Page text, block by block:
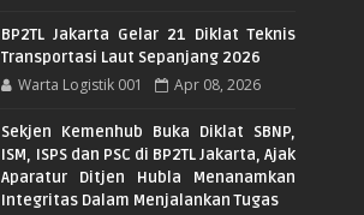
BP2TL Jakarta Gelar 21 Diklat Teknis
Transportasi Laut Sepanjang 2026
Warta Logistik 001 Apr 08, 2026
Sekjen Kemenhub Buka Diklat SBNP,
ISM, ISPS dan PSC di BP2TL Jakarta, Ajak
Aparatur Ditjen Hubla Menanamkan
Integritas Dalam Menjalankan Tugas